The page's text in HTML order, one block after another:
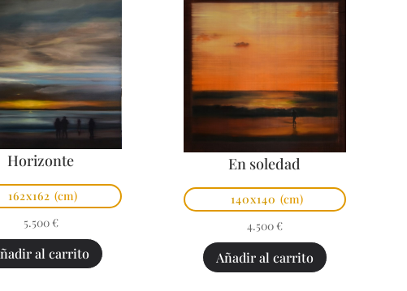
Horizonte
162x162 (cm)
5.500 €
al carrito
En soledad
140x140 (cm)
4.500 €
Añadir al carrito